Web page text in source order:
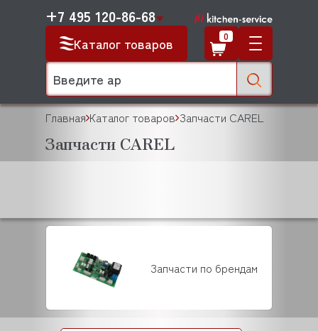
Каталог товаров
+7 495 120-86-68
0
Главная Каталог товаров Запчасти CAREL
Запчасти CAREL
Запчасти по брендам